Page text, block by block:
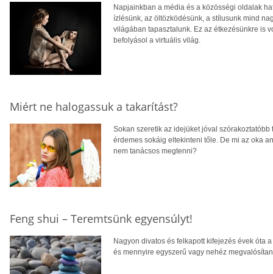
Napjainkban a média és a közösségi oldalak
ízlésünk, az öltözködésünk, a stílusunk mind
világában tapasztalunk. Ez az étkezésünkre is
befolyásol a virtuális világ.
Miért ne halogassuk a takarítást?
Sokan szeretik az idejüket jóval
érdemes sokáig eltekinteni tőle. De mi az oka
nem tanácsos megtenni?
Feng shui – Teremtsünk egyensúlyt!
Nagyon divatos és felkapott kifejezés évek óta
és mennyire egyszerű vagy nehéz